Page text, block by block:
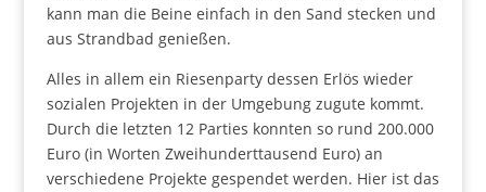
kann man die Beine einfach in den Sand stecken und
aus Strandbad genießen.
Alles in allem ein Riesenparty dessen Erlös wieder
sozialen Projekten in der Umgebung zugute kommt.
Durch die letzten 12 Parties konnten so rund 200.000
Euro (in Worten Zweihunderttausend Euro) an
verschiedene Projekte gespendet werden. Hier ist das